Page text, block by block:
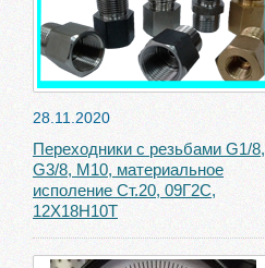
28.11.2020
Переходники с резьбами G1/8,
G3/8, М10, материальное
исполение Ст.20, 09Г2С,
12Х18Н10Т